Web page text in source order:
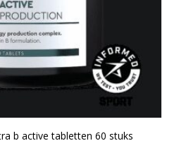
b active tabletten 60 stuks